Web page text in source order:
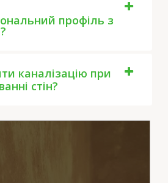
профіль з
каналізацію при
стін?